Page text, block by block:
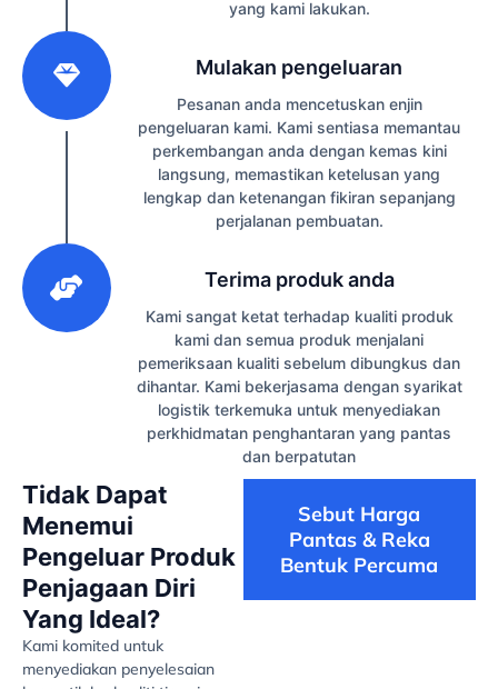
yang kami lakukan.
Mulakan pengeluaran
Pesanan anda mencetuskan enjin
pengeluaran kami. Kami sentiasa memantau
perkembangan anda dengan kemas kini
langsung, memastikan ketelusan yang
lengkap dan ketenangan fikiran sepanjang
perjalanan pembuatan.
Terima produk anda
Kami sangat ketat terhadap kualiti produk
kami dan semua produk menjalani
pemeriksaan kualiti sebelum dibungkus dan
dihantar. Kami bekerjasama dengan syarikat
logistik terkemuka untuk menyediakan
perkhidmatan penghantaran yang pantas
dan berpatutan
Tidak Dapat
Menemui
Pengeluar Produk
Penjagaan Diri
Yang Ideal?
Kami komited untuk
menyediakan penyelesaian
Sebut Harga
Pantas & Reka
Bentuk Percuma